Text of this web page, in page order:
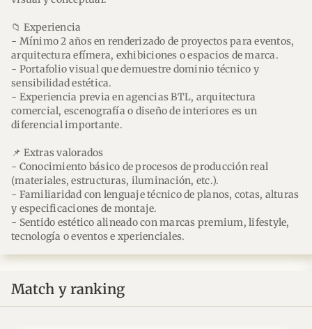
📁 Experiencia
- Mínimo 2 años en renderizado de proyectos para eventos,
arquitectura efímera, exhibiciones o espacios de marca.
- Portafolio visual que demuestre dominio técnico y
sensibilidad estética.
- Experiencia previa en agencias BTL, arquitectura
comercial, escenografía o diseño de interiores es un
diferencial importante.
📌 Extras valorados
- Conocimiento básico de procesos de producción real
(materiales, estructuras, iluminación, etc.).
- Familiaridad con lenguaje técnico de planos, cotas, alturas
y especificaciones de montaje.
- Sentido estético alineado con marcas premium, lifestyle,
tecnología o eventos e xperienciales.
Match y ranking